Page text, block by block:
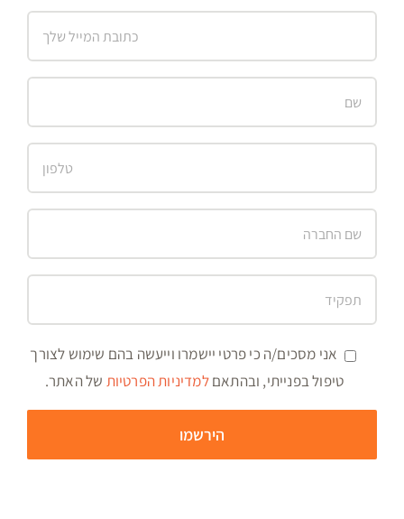
אני מסכים/ה כי פרטי יישמרו וייעשה בהם שימוש לצורך
טיפול בפנייתי, ובהתאםלמדיניות הפרטיות של האתר.